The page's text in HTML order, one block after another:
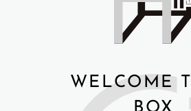
WELCOME